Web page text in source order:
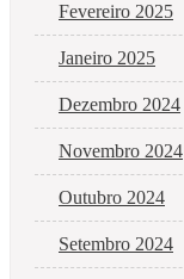
Fevereiro 2025
Janeiro 2025
Dezembro 2024
Novembro 2024
Outubro 2024
Setembro 2024